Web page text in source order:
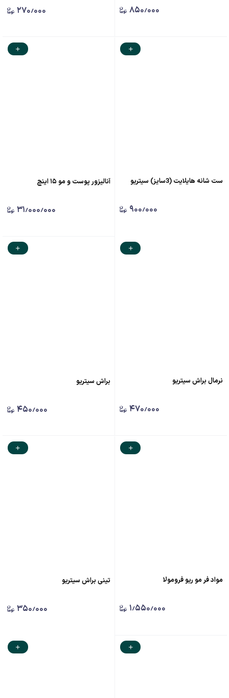
۸۵۰٫۰۰۰ ۲۷۰٫۰۰۰
ست شانه هایلایت (3سایز) سیتریو
۹۰۰٫۰۰۰
آنالیزور پوست و مو ۱۵ اینچ
۳۱٫۰۰۰٫۰۰۰
نرمال براش سیتریو
۴۷۰٫۰۰۰
براش سیتریو
۴۵۰٫۰۰۰
مواد فر مو ریو فرومولا
۱٫۵۵۰٫۰۰۰
تینی براش سیتریو
۳۵۰٫۰۰۰